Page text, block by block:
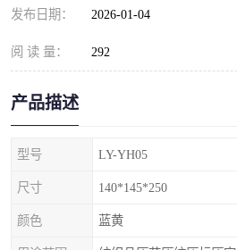
发布日期： 2026-01-04
阅 读 量： 292
产品描述
型号 LY-YH05
尺寸 140*145*250
颜色 蓝黄